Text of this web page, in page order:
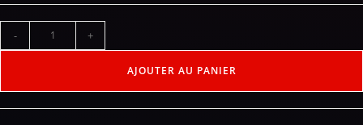
- +
AJOUTER AU PANIER